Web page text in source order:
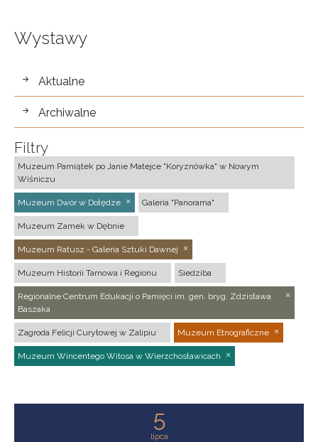
Wystawy
wystawy
Aktualne
Archiwalne
Filtry
Muzeum Pamiątek po Janie Matejce "Koryznówka" w Nowym
Wiśniczu
Muzeum Dwór w Dołędze Galeria "Panorama"
Muzeum Zamek w Dębnie
Muzeum Ratusz - Galeria Sztuki Dawnej
Muzeum Historii Tarnowa i Regionu Siedziba
Regionalne Centrum Edukacji o Pamięci im. gen. bryg. Zdzisława
Baszaka
Zagroda Felicji Curyłowej w Zalipiu Muzeum Etnograficzne
Muzeum Wincentego Witosa w Wierzchosławicach
5
lipca